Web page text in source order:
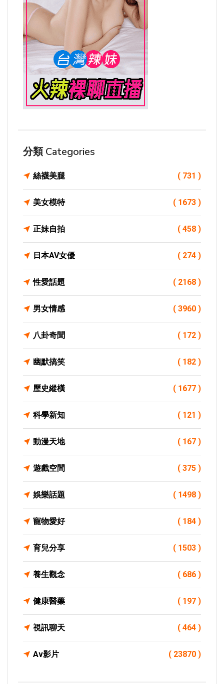
分類 Categories
絲襪美腿 ( 731 )
美女模特 ( 1673 )
正妹自拍 ( 458 )
日本AV女優 ( 274 )
性愛話題 ( 2168 )
男女情感 ( 3960 )
八卦奇聞 ( 172 )
幽默搞笑 ( 182 )
歷史縱橫 ( 1677 )
科學新知 ( 121 )
動漫天地 ( 167 )
遊戲空間 ( 375 )
娛樂話題 ( 1498 )
寵物愛好 ( 184 )
育兒分享 ( 1503 )
養生觀念 ( 686 )
健康醫藥 ( 197 )
視訊聊天 ( 464 )
Av影片 ( 23870 )